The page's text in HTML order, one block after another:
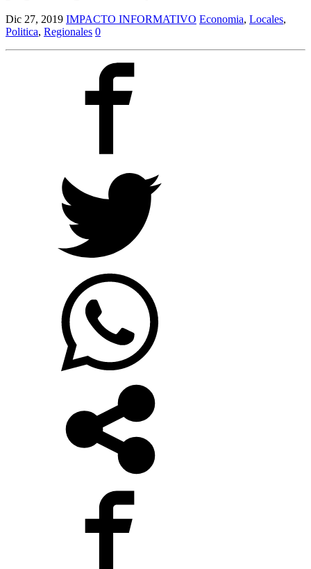
Dic 27, 2019 IMPACTO INFORMATIVO Economia, Locales,
Politica, Regionales 0